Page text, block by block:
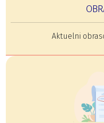
Aktuelni